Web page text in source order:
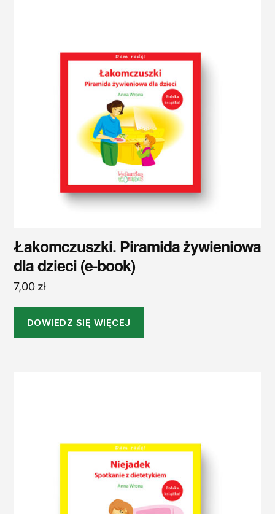
Łakomczuszki. Piramida żywieniowa
dla dzieci (e-book)
7,00 zł
DOWIEDZ SIĘ WIĘCEJ